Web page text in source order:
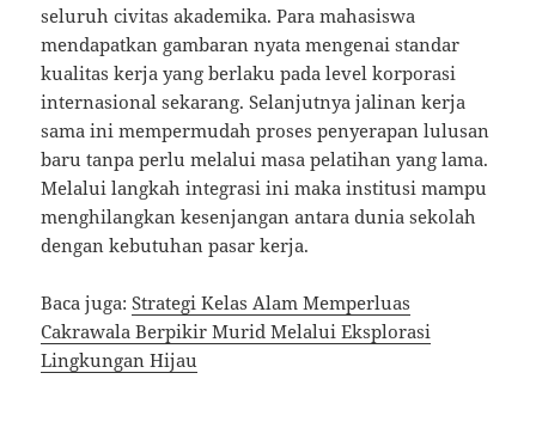
seluruh civitas akademika. Para mahasiswa
mendapatkan gambaran nyata mengenai standar
kualitas kerja yang berlaku pada level korporasi
internasional sekarang. Selanjutnya jalinan kerja
sama ini mempermudah proses penyerapan lulusan
baru tanpa perlu melalui masa pelatihan yang lama.
Melalui langkah integrasi ini maka institusi mampu
menghilangkan kesenjangan antara dunia sekolah
dengan kebutuhan pasar kerja.
Baca juga:Strategi Kelas Alam Memperluas
Cakrawala Berpikir Murid Melalui Eksplorasi
Lingkungan Hijau